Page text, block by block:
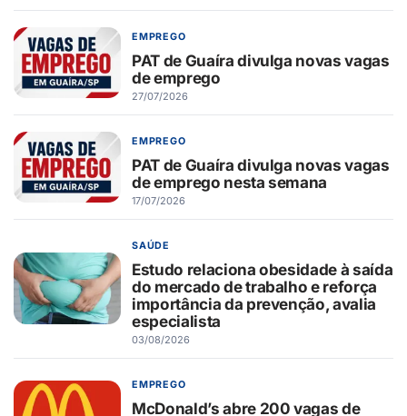
EMPREGO
PAT de Guaíra divulga novas vagas
de emprego
27/07/2026
EMPREGO
PAT de Guaíra divulga novas vagas
de emprego nesta semana
17/07/2026
SAÚDE
Estudo relaciona obesidade à saída
do mercado de trabalho e reforça
importância da prevenção, avalia
especialista
03/08/2026
EMPREGO
McDonald’s abre 200 vagas de